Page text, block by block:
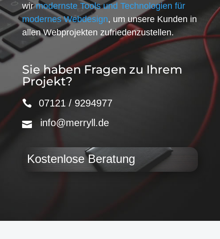
wirmodernste Tools und Technologien für
modernes Webdesign, um unsere Kunden in
allen Webprojekten zufriedenzustellen.
Sie haben Fragen zu Ihrem
Projekt?
07121 / 9294977
info@merryll.de
Kostenlose Beratung